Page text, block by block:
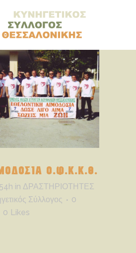
Ο.Φ.Κ.Κ.Θ.
in ΔΡΑΣΤΗΡΙΟΤΗΤΕΣ
Σύλλογος
0
0 Likes